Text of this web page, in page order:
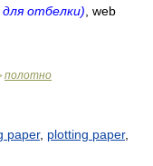
отбелки) , web
полотно
paper, plotting paper,